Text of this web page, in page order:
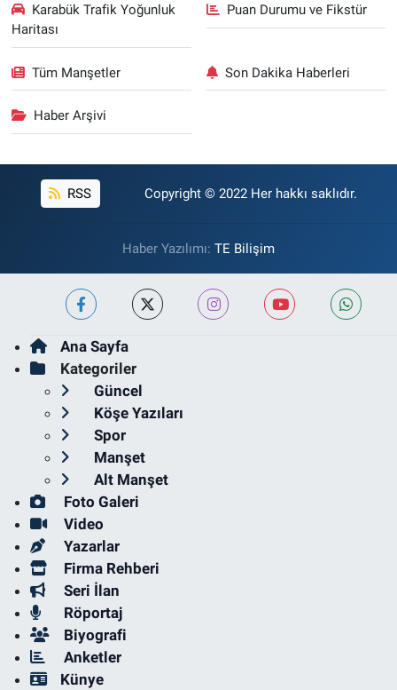
Karabük Trafik Yoğunluk
Haritası
Puan Durumu ve Fikstür
Tüm Manşetler Son Dakika Haberleri
Haber Arşivi
RSS Copyright © 2022 Her hakkı saklıdır.
Haber Yazılımı: TE Bilişim
Ana Sayfa
Kategoriler
Güncel
Köşe Yazıları
Spor
Manşet
Alt Manşet
Foto Galeri
Video
Yazarlar
Firma Rehberi
Seri İlan
Röportaj
Biyografi
Anketler
Künye